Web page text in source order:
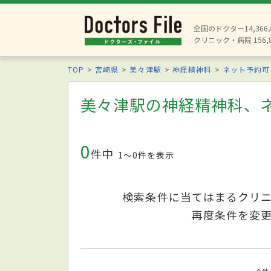
全国のドクター14,366
クリニック・病院
TOP 宮崎県 美々津駅 神経精神科 ネット予約可
美々津駅の神経精神科、
0件中 1〜0件を表示
検索条件に当てはまるクリ
再度条件を変